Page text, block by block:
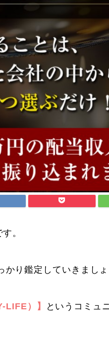
。
り鑑定していきましょ
LIFE）】
というコミュ